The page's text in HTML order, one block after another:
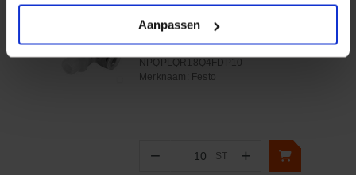
Aanpassen
NPQP-LQ-R18-Q4-FD-P10
Artikelnummer:
NPQPLQR18Q4FDP10
Merknaam: Festo
− Aantal
ST +